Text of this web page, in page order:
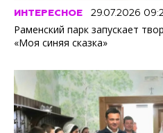
ИНТЕРЕСНОЕ 29.07.2026
Раменский парк запускает
«Моя синяя сказка»